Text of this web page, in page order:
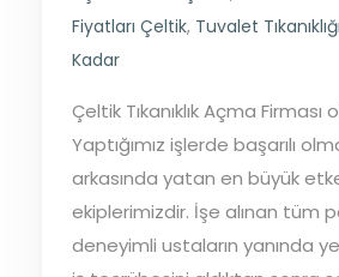
Fiyatları Çeltik, Tuvalet
Kadar
Çeltik Tıkanıklık Açma Firması
Yaptığımız işlerde başarılı
arkasında yatan en büyük
ekiplerimizdir. İşe alınan tüm
deneyimli ustaların yanında